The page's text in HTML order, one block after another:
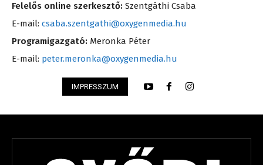
Felelős online szerkesztő: Szentgáthi Csaba
E-mail: csaba.szentgathi@oxygenmedia.hu
Programigazgató: Meronka Péter
E-mail: peter.meronka@oxygenmedia.hu
IMPRESSZUM